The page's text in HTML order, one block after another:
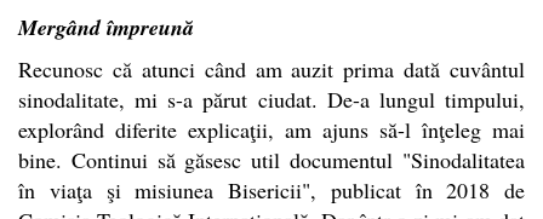
Mergând împreună
Recunosc că atunci când am auzit prima dată cuvântul
sinodalitate, mi s-a părut ciudat. De-a lungul timpului,
explorând diferite explicaţii, am ajuns să-l înţeleg mai
bine. Continui să găsesc util documentul "Sinodalitatea
în viaţa şi misiunea Bisericii", publicat în 2018 de